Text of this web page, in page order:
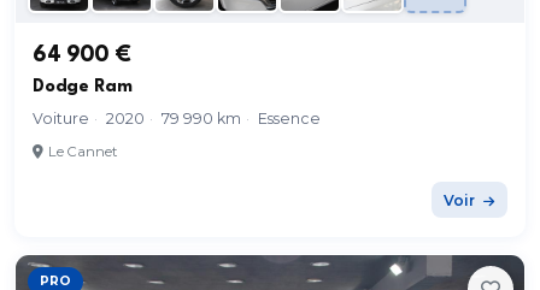
64 900 €
Dodge Ram
Voiture · 2020 · 79 990 km · Essence
Le Cannet
Voir
PRO